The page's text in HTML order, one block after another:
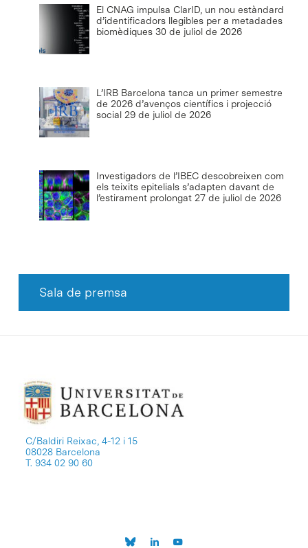
El CNAG impulsa ClarID, un nou estàndard
d’identificadors llegibles per a metadades
biomèdiques 30 de juliol de 2026
L’IRB Barcelona tanca un primer semestre
de 2026 d’avenços científics i projecció
social 29 de juliol de 2026
Investigadors de l’IBEC descobreixen com
els teixits epitelials s’adapten davant de
l’estirament prolongat 27 de juliol de 2026
Sala de premsa
C/Baldiri Reixac, 4-12 i 15
08028 Barcelona
T. 934 02 90 60